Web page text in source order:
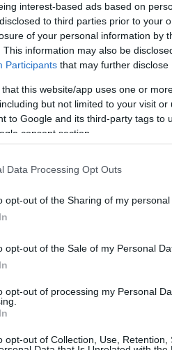
interest-based ads based on
to third parties prior to your
of your personal information by
This information may also be
Participants that may further disclose
that this website/app uses one or
but not limited to your visit
to Google and its third-party tags to
consent section.
Data Processing Opt Outs
opt-out of the Sharing of my personal
opt-out of the Sale of my Personal
opt-out of processing my Personal
opt-out of Collection, Use, Retention,
του Νέου Οικοδομικού
για την εξάρθρωση
Lykavitos.gr στο Google
όλες τις ειδήσεις